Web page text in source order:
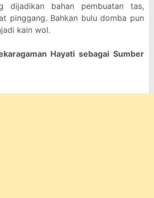
dijadikan bahan pembuatan tas,
pinggang. Bahkan bulu domba pun
kain wol.
Hayati sebagai Sumber